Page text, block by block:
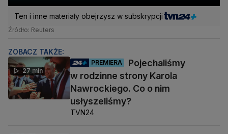
Ten i inne materiały obejrzysz w subskrypcji
Źródło: Reuters
ZOBACZ TAKŻE:
27 min
PREMIERA
Pojechaliśmy
w rodzinne strony Karola
Nawrockiego. Co o nim
usłyszeliśmy?
TVN24